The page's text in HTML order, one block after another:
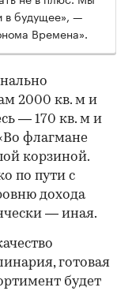
в будущее», —
Времена».
2000 кв. м и
— 170 кв. м и
флагмане
корзиной.
по пути с
дохода
— иная.
готовая
будет